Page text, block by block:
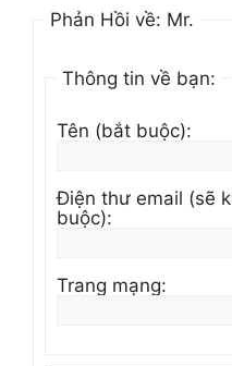
Phản Hồi về: Mr.
Thông tin về bạn:
Tên (bắt buộc):
Điện thư email (sẽ
buộc):
Trang mạng: